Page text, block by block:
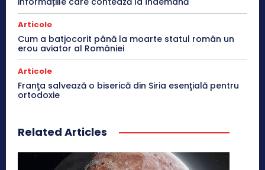
Articole
Cum a batjocorit până la moarte statul român un
erou aviator al României
Articole
Franţa salvează o biserică din Siria esenţială pentru
ortodoxie
Related Articles